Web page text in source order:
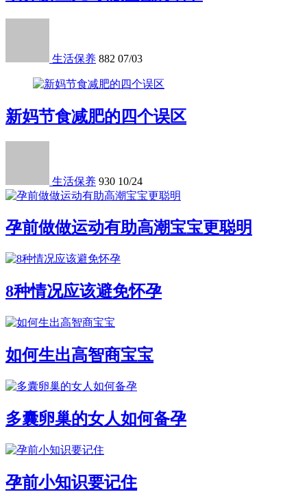
生活保养 882 07/03
新妈节食减肥的四个误区
生活保养 930 10/24
孕前做做运动有助高潮宝宝更聪明
8种情况应该避免怀孕
如何生出高智商宝宝
多囊卵巢的女人如何备孕
孕前小知识要记住